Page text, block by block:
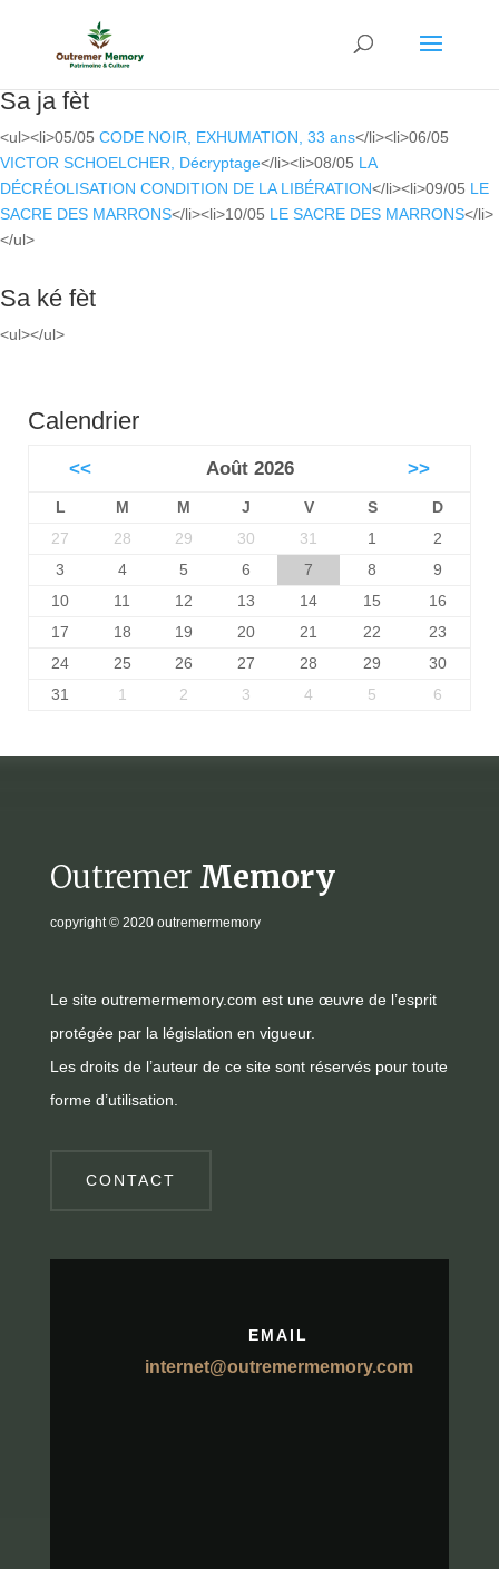
Sa ja fèt
<ul><li>05/05 CODE NOIR, EXHUMATION, 33 ans</li><li>06/05
VICTOR SCHOELCHER, Décryptage</li><li>08/05 LA
DÉCRÉOLISATION CONDITION DE LA LIBÉRATION</li><li>09/05 LE
SACRE DES MARRONS</li><li>10/05 LE SACRE DES MARRONS</li>
</ul>
Sa ké fèt
<ul></ul>
Calendrier
<< Août 2026 >>
L M M J V S
D
27
28 29 30 31 1
2
3
4 5 6 7 8
9
10
11 12 13 14 15
16
17
18 19 20 21 22
23
24
25 26 27 28 29
30
31
1 2 3 4 5 6
Outremer Memory
copyright© 2020 outremermemory
Le site outremermemory.com est une œuvre de l’esprit
protégée par la législation en vigueur.
Les droits de l’auteur de ce site sont réservés pour toute
forme d’utilisation.
CONTACT
EMAIL
internet@outremermemory.com